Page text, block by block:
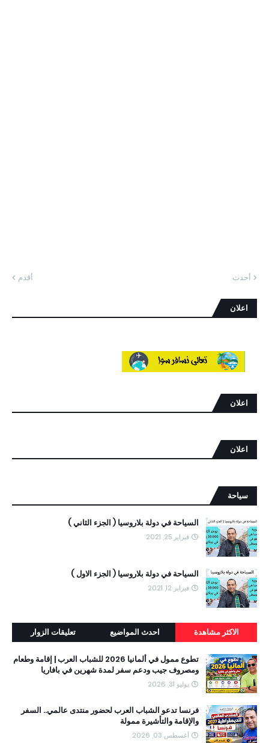
أحدث أقدم
اعلان
اعلان
اعلان
سياحة
السياحة في دولة بلاروسيا ( الجزء الثاني )
فبراير 25, 2021
السياحة في دولة بلاروسيا ( الجزء الاول )
فبراير 12, 2021
الاكثر مشاهدة احدث المواضيع تعليقات الزوار
تطوع ممول في ألمانيا 2026 للشباب العرب | إقامة وطعام
ومصروف جيب ودعم سفر لمدة شهرين في بافاريا
يوليو 31, 2026
فرنسا تدعو الشباب العرب لحضور منتدى عالمي.. السفر
والإقامة والتأشيرة ممولة
أغسطس 03, 2026